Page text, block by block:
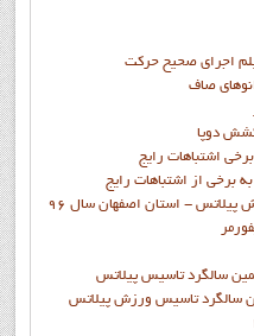
صاف
دوپا
اشتباهات رايج
برخي از اشتباهات رايج
- استان اصفهان سال 96
سالگرد تاسيس پيلاتس
سالگرد تاسيس ورزش پيلاتس